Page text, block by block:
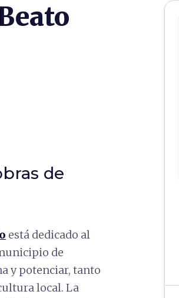
de
está dedicado al
de
y potenciar, tanto
local. La